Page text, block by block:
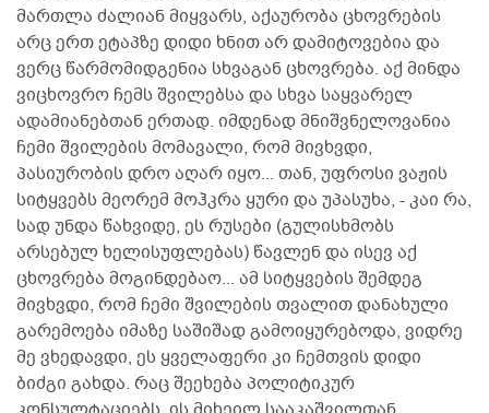
მართლა ძალიან მიყვარს, აქაურობა ცხოვრების
არც ერთ ეტაპზე დიდი ხნით არ დამიტოვებია და
ვერც წარმომიდგენია სხვაგან ცხოვრება. აქ მინდა
ვიცხოვრო ჩემს შვილებსა და სხვა საყვარელ
ადამიანებთან ერთად. იმდენად მნიშვნელოვანია
ჩემი შვილების მომავალი, რომ მივხვდი,
პასიურობის დრო აღარ იყო... თან, უფროსი ვაჟის
სიტყვებს მეორემ მოჰკრა ყური და უპასუხა, - კაი რა,
სად უნდა წახვიდე, ეს რუსები (გულისხმობს
არსებულ ხელისუფლებას) წავლენ და ისევ აქ
ცხოვრება მოგინდებაო... ამ სიტყვების შემდეგ
მივხვდი, რომ ჩემი შვილების თვალით დანახული
გარემოება იმაზე საშიშად გამოიყურებოდა, ვიდრე
მე ვხედავდი, ეს ყველაფერი კი ჩემთვის დიდი
ბიძგი გახდა. რაც შეეხება პოლიტიკურ